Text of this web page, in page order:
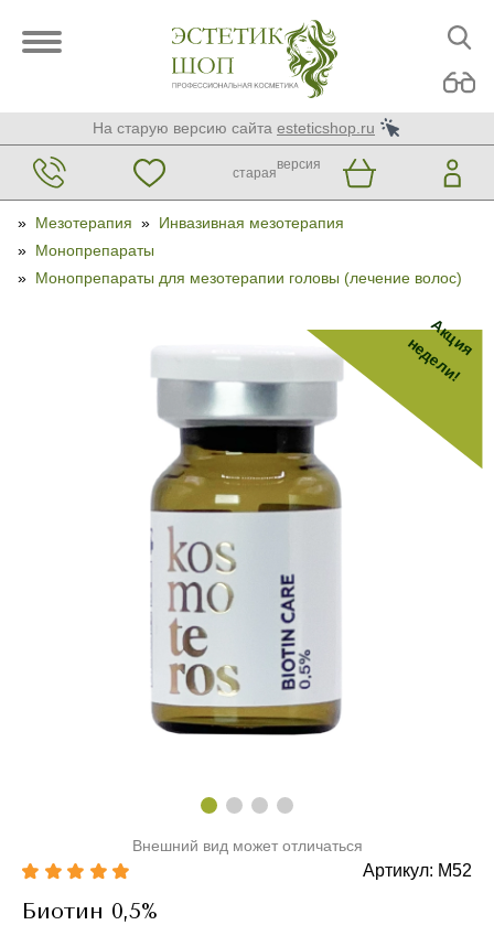
На старую версию сайта esteticshop.ru
старая
версия
» Мезотерапия » Инвазивная мезотерапия
» Монопрепараты
» Монопрепараты для мезотерапии головы (лечение волос)
Акция
недели!
Внешний вид может отличаться
Артикул: М52
Биотин 0,5%